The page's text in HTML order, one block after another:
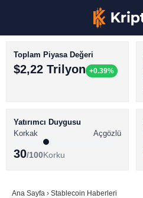
BİTCOİN HABERLERİ
ALTCOİN HABERLERİ
SÖZLÜK
Toplam Piyasa Değeri
$2,22 Trilyon +0.39%
Yatırımcı Duygusu
Korkak
Açgözlü
30/100Korku
Ana Sayfa › Stablecoin Haberleri